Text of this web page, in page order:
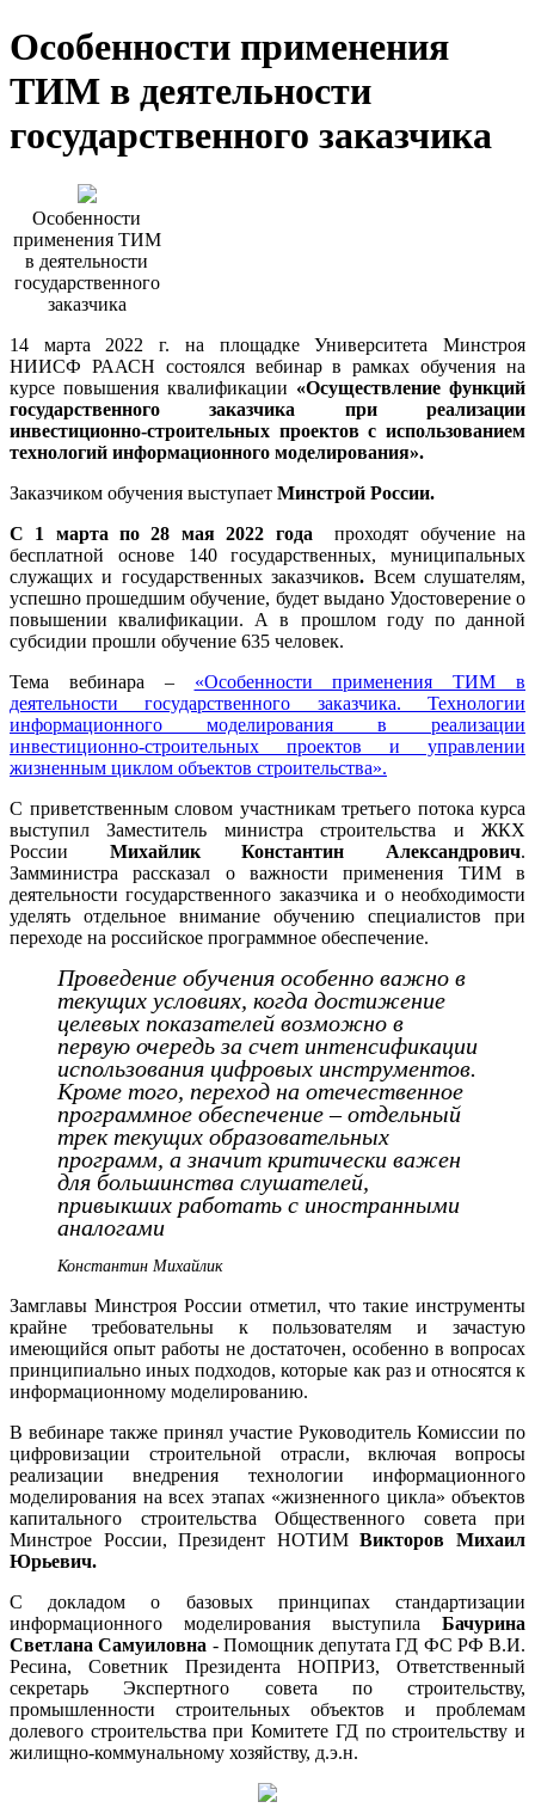
Особенности применения
ТИМ в деятельности
государственного заказчика
Особенности
применения ТИМ
в деятельности
государственного
заказчика
14 марта 2022 г. на площадке Университета Минстроя
НИИСФ РААСН состоялся вебинар в рамках обучения на
курсе повышения квалификации «Осуществление функций
государственного заказчика при реализации
инвестиционно-строительных проектов с использованием
технологий информационного моделирования».
Заказчиком обучения выступает Минстрой России.
С 1 марта по 28 мая 2022 годапроходят обучение на
бесплатной основе 140 государственных, муниципальных
служащих и государственных заказчиков. Всем слушателям,
успешно прошедшим обучение, будет выдано Удостоверение о
повышении квалификации. А в прошлом году по данной
субсидии прошли обучение 635 человек.
Тема вебинара – «Особенности применения ТИМ в
деятельности государственного заказчика. Технологии
информационного моделирования в реализации
инвестиционно-строительных проектов и управлении
жизненным циклом объектов строительства».
С приветственным словом участникам третьего потока курса
выступил Заместитель министра строительства и ЖКХ
России Михайлик Константин Александрович.
Замминистра рассказал о важности применения ТИМ в
деятельности государственного заказчика и о необходимости
уделять отдельное внимание обучению специалистов при
переходе на российское программное обеспечение.
Проведение обучения особенно важно в
текущих условиях, когда достижение
целевых показателей возможно в
первую очередь за счет интенсификации
использования цифровых инструментов.
Кроме того, переход на отечественное
программное обеспечение – отдельный
трек текущих образовательных
программ, а значит критически важен
для большинства слушателей,
привыкших работать с иностранными
аналогами
Константин Михайлик
Замглавы Минстроя России отметил, что такие инструменты
крайне требовательны к пользователям и зачастую
имеющийся опыт работы не достаточен, особенно в вопросах
принципиально иных подходов, которые как раз и относятся к
информационному моделированию.
В вебинаре также принял участие Руководитель Комиссии по
цифровизации строительной отрасли, включая вопросы
реализации внедрения технологии информационного
моделирования на всех этапах «жизненного цикла» объектов
капитального строительства Общественного совета при
Минстрое России, Президент НОТИМВикторов Михаил
Юрьевич.
С докладом о базовых принципах стандартизации
информационного моделирования выступила Бачурина
Светлана Самуиловна - Помощник депутата ГД ФС РФ В.И.
Ресина, Советник Президента НОПРИЗ, Ответственный
секретарь Экспертного совета по строительству,
промышленности строительных объектов и проблемам
долевого строительства при Комитете ГД по строительству и
жилищно-коммунальному хозяйству, д.э.н.